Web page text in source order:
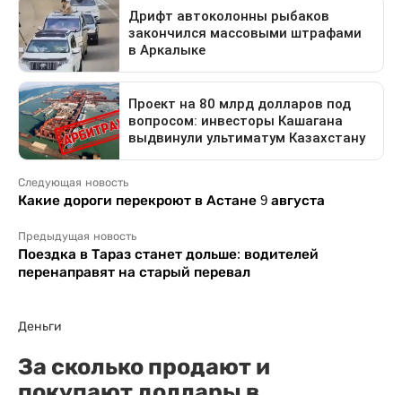
Следующая новость
Какие дороги перекроют в Астане 9 августа
Предыдущая новость
Поездка в Тараз станет дольше: водителей
перенаправят на старый перевал
Деньги
За сколько продают и